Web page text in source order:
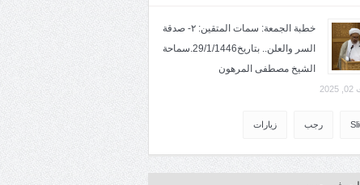
خطبة الجمعة: سمات المتقين: ٢- صدقة
السر والعلن.. بتاريخ29/1/1446.سماحة
الشيخ مصطفى المرهون
رجب زيارات